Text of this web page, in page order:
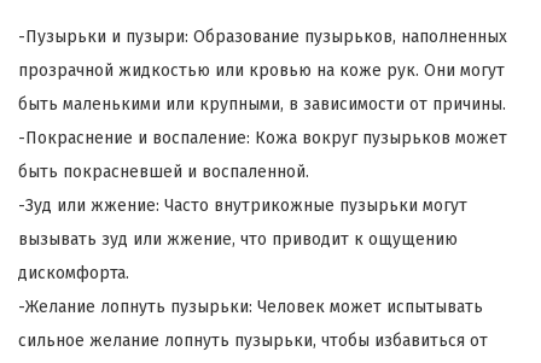
-Пузырьки и пузыри: Образование пузырьков, наполненных
прозрачной жидкостью или кровью на коже рук. Они могут
быть маленькими или крупными, в зависимости от причины.
-Покраснение и воспаление: Кожа вокруг пузырьков может
быть покрасневшей и воспаленной.
-Зуд или жжение: Часто внутрикожные пузырьки могут
вызывать зуд или жжение, что приводит к ощущению
дискомфорта.
-Желание лопнуть пузырьки: Человек может испытывать
сильное желание лопнуть пузырьки, чтобы избавиться от